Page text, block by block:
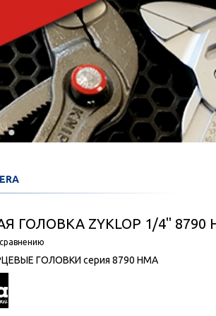
ГОЛОВКА ZYKLOP 1/4" 8790
ГОЛОВКИ серия 8790 HMA